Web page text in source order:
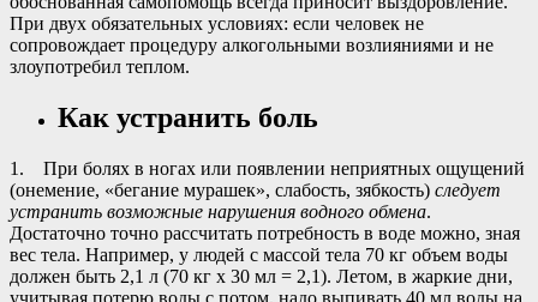
При двух обязательных условиях: если человек не
сопровождает процедуру алкогольными возлияниями и не
злоупотребил теплом.
Как устранить боль
1. При болях в ногах или появлении неприятных ощущений
(онемение, «бегание мурашек», слабость, зябкость) следует
устранить возможные нарушения водного обмена.
Достаточно точно рассчитать потребность в воде можно, зная
вес тела. Например, у людей с массой тела 70 кг объем воды
должен быть 2,1 л (70 кг х 30 мл = 2,1). Летом, в жаркие дни,
учитывая потерю воды с потом, надо выпивать 40 мл воды на